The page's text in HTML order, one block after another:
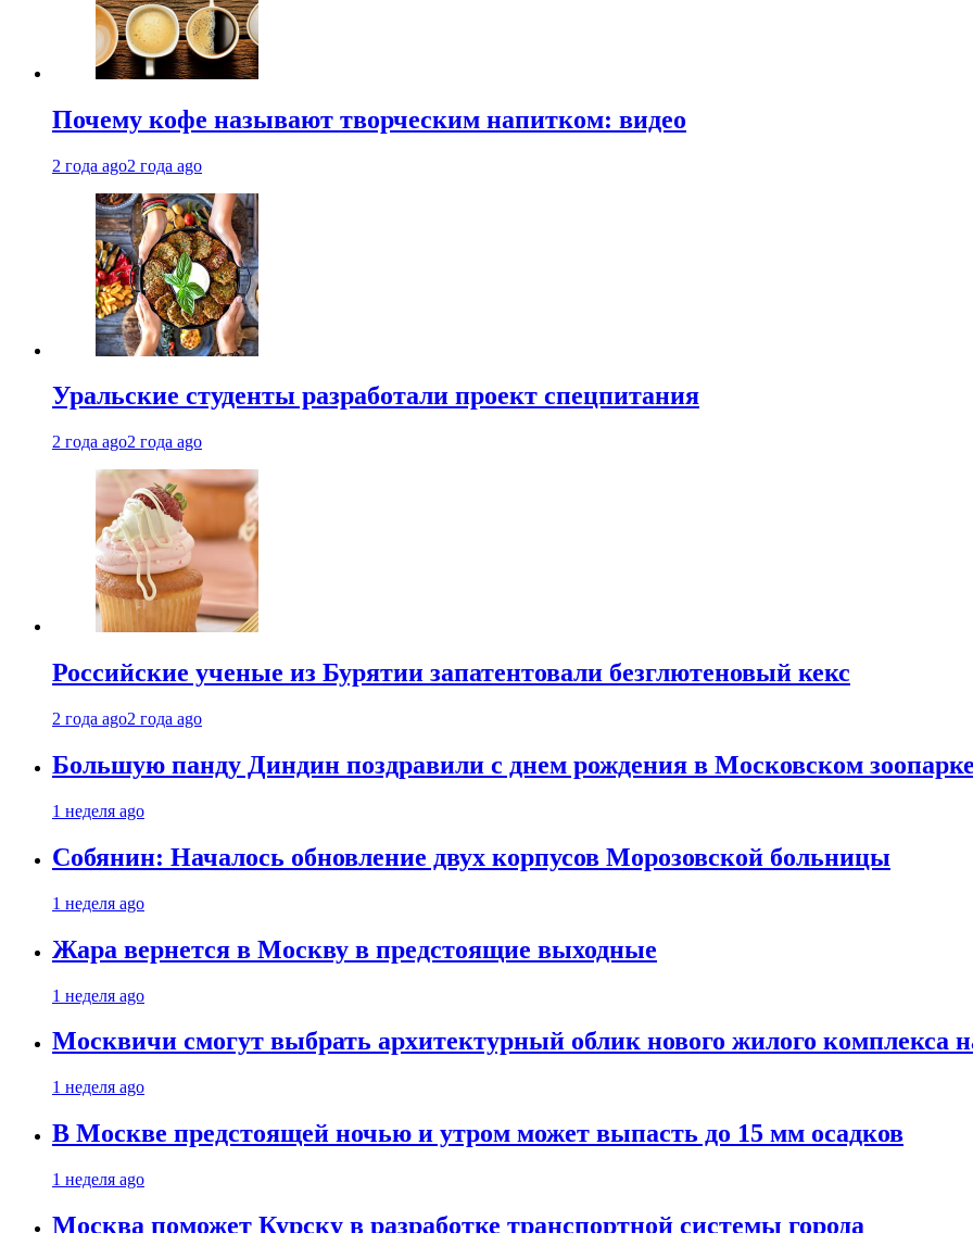
Почему кофе называют творческим напитком: видео
2 года ago2 года ago
Уральские студенты разработали проект спецпитания
2 года ago2 года ago
Российские ученые из Бурятии запатентовали безглютеновый кекс
2 года ago2 года ago
Большую панду Диндин поздравили с днем рождения в Московском зоопарке
1 неделя ago
Собянин: Началось обновление двух корпусов Морозовской больницы
1 неделя ago
Жара вернется в Москву в предстоящие выходные
1 неделя ago
Москвичи смогут выбрать архитектурный облик нового жилого комплекса
1 неделя ago
В Москве предстоящей ночью и утром может выпасть до 15 мм осадков
1 неделя ago
Москва поможет Курску в разработке транспортной системы города